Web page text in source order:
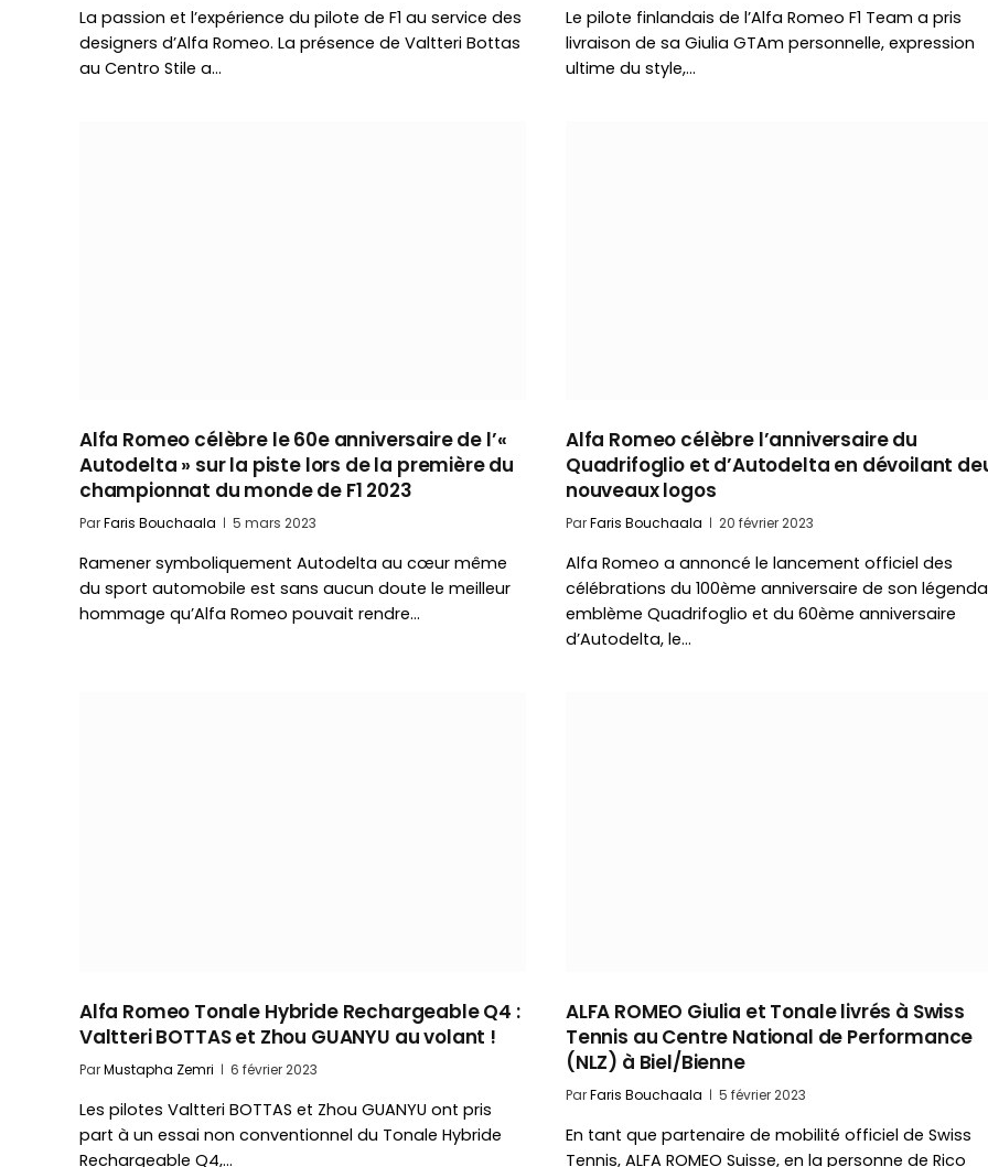
La passion et l’expérience du pilote de F1 au service des
designers d’Alfa Romeo. La présence de Valtteri Bottas
au Centro Stile a…
Le pilote finlandais de l’Alfa Romeo F1 Team a pris
livraison de sa Giulia GTAm personnelle, expression
ultime du style,…
Alfa Romeo célèbre le 60e anniversaire de l’«
Autodelta » sur la piste lors de la première du
championnat du monde de F1 2023
ParFaris Bouchaala 5 mars 2023
Ramener symboliquement Autodelta au cœur même
du sport automobile est sans aucun doute le meilleur
hommage qu’Alfa Romeo pouvait rendre…
Alfa Romeo célèbre l’anniversaire du
Quadrifoglio et d’Autodelta en dévoilant
nouveaux logos
ParFaris Bouchaala 20 février 2023
Alfa Romeo a annoncé le lancement officiel des
célébrations du 100ème anniversaire de son
emblème Quadrifoglio et du 60ème anniversaire
d’Autodelta, le…
Alfa Romeo Tonale Hybride Rechargeable Q4 :
Valtteri BOTTAS et Zhou GUANYU au volant !
ParMustapha Zemri 6 février 2023
Les pilotes Valtteri BOTTAS et Zhou GUANYU ont pris
part à un essai non conventionnel du Tonale Hybride
Rechargeable Q4,…
ALFA ROMEO Giulia et Tonale livrés à Swiss
Tennis au Centre National de Performance
(NLZ) à Biel/Bienne
ParFaris Bouchaala 5 février 2023
En tant que partenaire de mobilité officiel de Swiss
Tennis, ALFA ROMEO Suisse, en la personne de Rico